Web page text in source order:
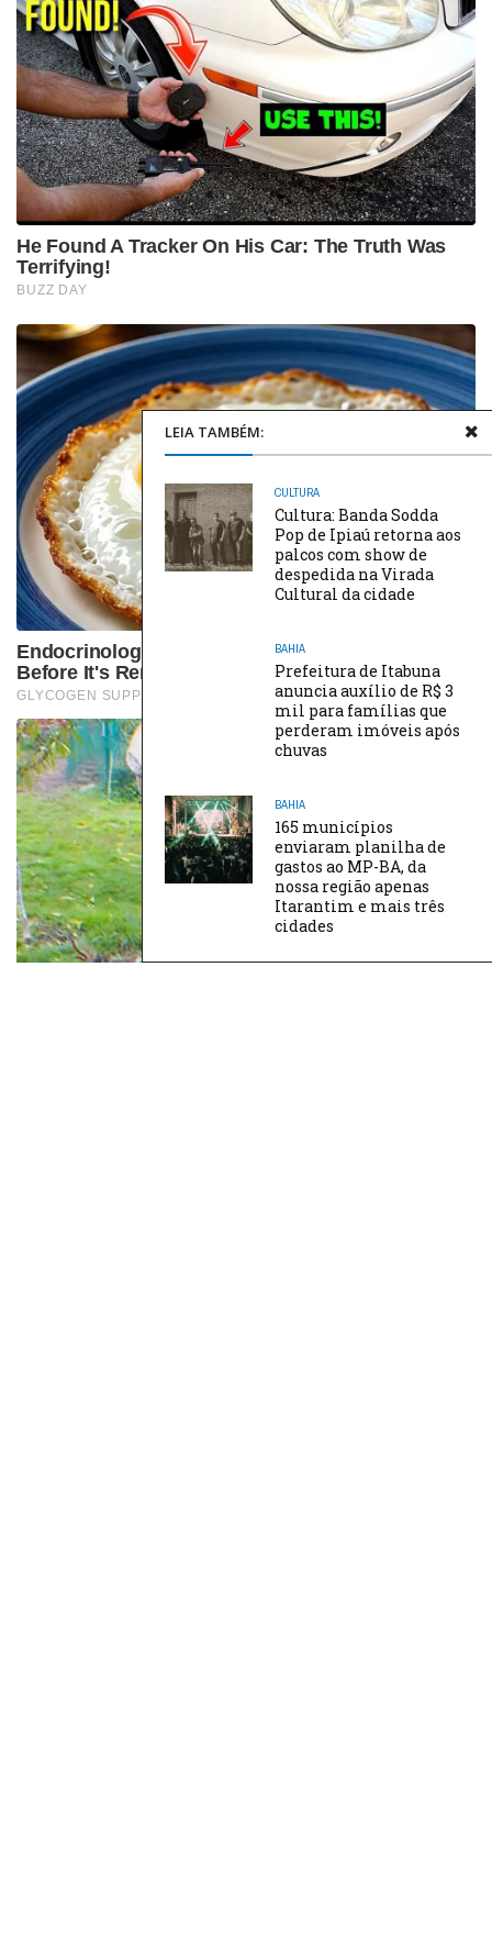
LEIA TAMBÉM:
CULTURA
Cultura: Banda Sodda
Pop de Ipiaú retorna aos
palcos com show de
despedida na Virada
Cultural da cidade
BAHIA
Prefeitura de Itabuna
anuncia auxílio de R$ 3
mil para famílias que
perderam imóveis após
chuvas
BAHIA
165 municípios
enviaram planilha de
gastos ao MP-BA, da
nossa região apenas
Itarantim e mais três
cidades